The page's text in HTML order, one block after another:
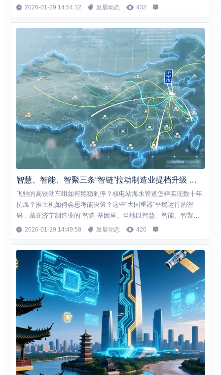
同”的梯队。济南正在成为华北地区激光产业的“核心增长极”，填补
我国北方高端激光装备制造与国际合作的空白。 程慧云介绍，从全
国激光产业发展格局来看，当前国内已形成“华中(武汉)、华南(珠三
角)、华东(长三角...
2026-01-29 14:54:12 发展动态 432
智慧、智能、智聚三条“智链”拉动制造业提档升级 济宁“智造”托举“大国重器”
飞驰的高铁动车组如何稳稳刹停？核电站海水管道怎样实现数十年
抗腐？推土机如何会思考能决策？这些“大国重器”平稳运行的密
码，藏在济宁制造业的“智造”基因里。当地以智慧、智能、智聚三
条“智链”为牵引，用一个个硬核配套案例，挺起了先进制造业的脊
梁。 科技创新的“智慧内核”，是济宁“智造”叩开“大国重器”大门的密
钥。汶上海纬机车配件有限公司的智能化车间里，生产热潮驱散了
冬日的寒冷，超1600℃高...
2026-01-29 14:49:58 发展动态 420